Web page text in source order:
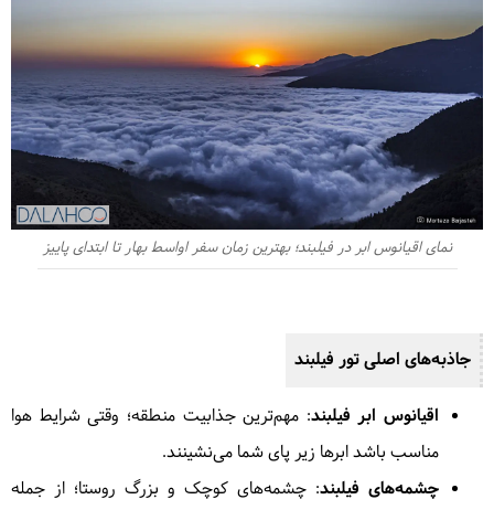
نمای اقیانوس ابر در فیلبند؛ بهترین زمان سفر اواسط بهار تا ابتدای پاییز
جاذبه‌های اصلی تور فیلبند
اقیانوس ابر فیلبند: مهم‌ترین جذابیت منطقه؛ وقتی شرایط هوا
مناسب باشد ابرها زیر پای شما می‌نشینند.
چشمه‌های فیلبند: چشمه‌های کوچک و بزرگ روستا؛ از جمله